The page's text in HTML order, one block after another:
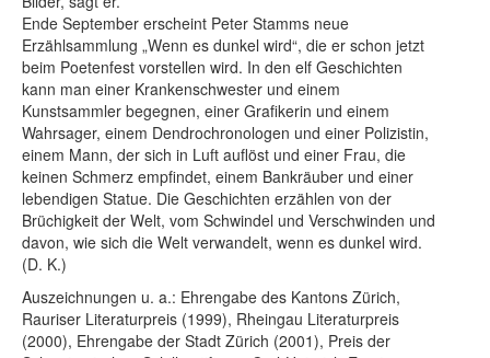
Ende September erscheint Peter Stamms neue
Erzählsammlung „Wenn es dunkel wird“, die er schon jetzt
beim Poetenfest vorstellen wird. In den elf Geschichten
kann man einer Krankenschwester und einem
Kunstsammler begegnen, einer Grafikerin und einem
Wahrsager, einem Dendrochronologen und einer Polizistin,
einem Mann, der sich in Luft auflöst und einer Frau, die
keinen Schmerz empfindet, einem Bankräuber und einer
lebendigen Statue. Die Geschichten erzählen von der
Brüchigkeit der Welt, vom Schwindel und Verschwinden und
davon, wie sich die Welt verwandelt, wenn es dunkel wird.
(D. K.)
Auszeichnungen u. a.: Ehrengabe des Kantons Zürich,
Rauriser Literaturpreis (1999), Rheingau Literaturpreis
(2000), Ehrengabe der Stadt Zürich (2001), Preis der